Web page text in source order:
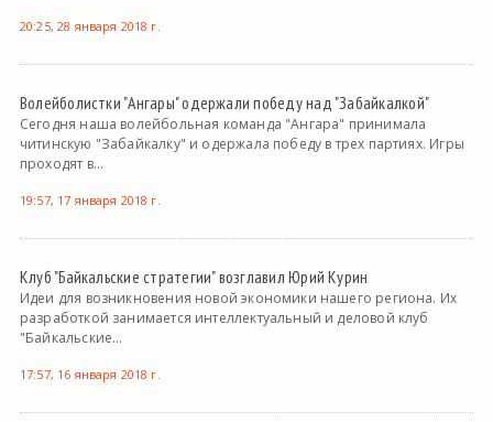
20:25, 28 января 2018 г.
Волейболистки "Ангары" одержали победу над "Забайкалкой"
Сегодня наша волейбольная команда "Ангара" принимала
читинскую "Забайкалку" и одержала победу в трех партиях. Игры
проходят в...
19:57, 17 января 2018 г.
Клуб "Байкальские стратегии" возглавил Юрий Курин
Идеи для возникновения новой экономики нашего региона. Их
разработкой занимается интеллектуальный и деловой клуб
"Байкальские...
17:57, 16 января 2018 г.